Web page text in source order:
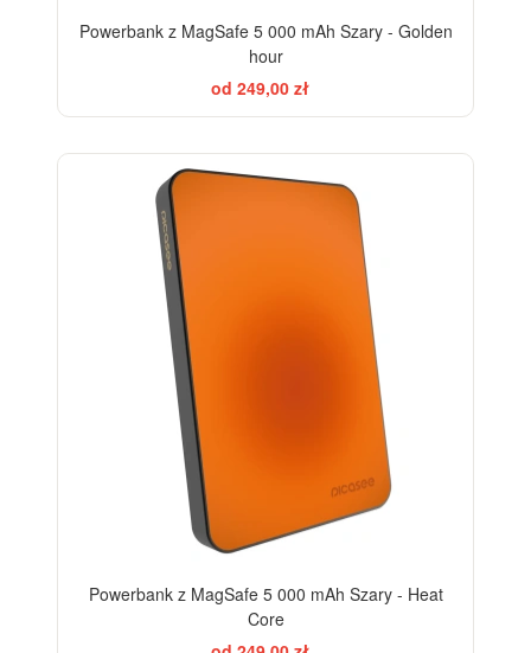
Powerbank z MagSafe 5 000 mAh Szary - Golden
hour
od 249,00 zł
Powerbank z MagSafe 5 000 mAh Szary - Heat
Core